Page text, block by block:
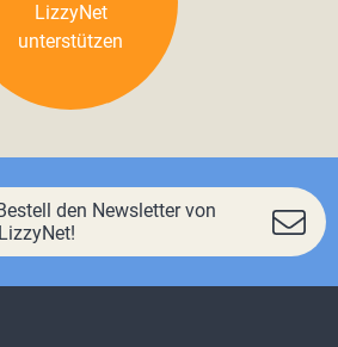
LizzyNet
unterstützen
den Newsletter von
LizzyNet!